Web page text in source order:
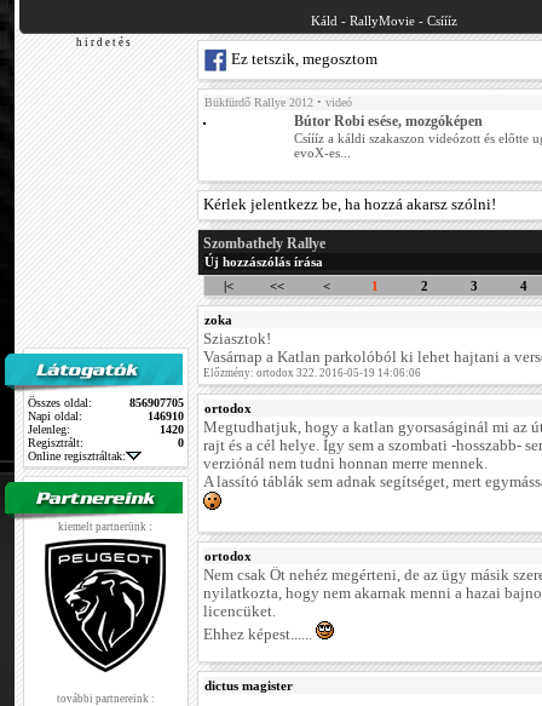
Káld - RallyMovie - Csíííz
h i r d e t é s
Összes oldal:
856907705
Napi oldal:
146910
Jelenleg:
1420
Regisztrált:
0
Online regisztráltak:
kiemelt partnerünk :
további partnereink :
Ez tetszik, megosztom
Bükfürdő Rallye 2012 • videó
Bútor Robi esése, mozgóképen
Csíííz a káldi szakaszon videózott és előtte
evoX-es...
Kérlek jelentkezz be, ha hozzá akarsz szólni!
Szombathely Rallye
Új hozzászólás írása
|<
<< < 1 2 3 4
zoka
Sziasztok!
Vasárnap a Katlan parkolóból ki lehet hajtani a
Előzmény: ortodox 322. 2016-05-19 14:06:06
ortodox
Megtudhatjuk, hogy a katlan gyorsaságinál mi az
rajt és a cél helye. Így sem a szombati -hosszabb-
verziónál nem tudni honnan merre mennek.
A lassító táblák sem adnak segítséget, mert
ortodox
Nem csak Őt nehéz megérteni, de az ügy másik
nyilatkozta, hogy nem akarnak menni a hazai
licencüket.
Ehhez képest......
dictus magister